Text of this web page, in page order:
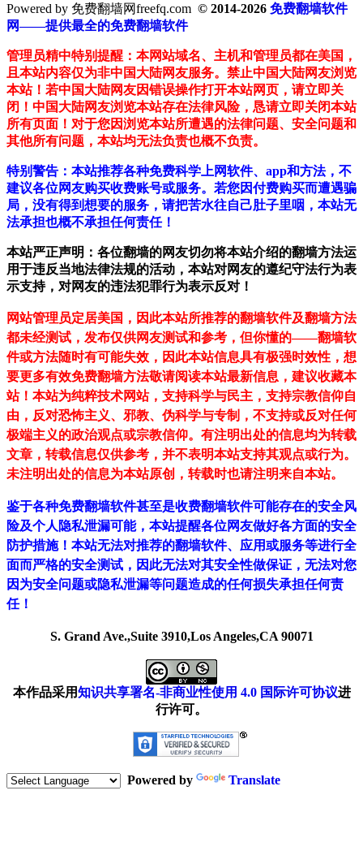
Powered by 免费翻墙网freefq.com © 2014-2026 免费翻墙软件
网——提供最全的免费翻墙软件
管理员精中特别提醒：本网站域名、主机和管理员都在美国，
且本站内容仅为非中国大陆网友服务。禁止中国大陆网友浏览
本站！若中国大陆网友因错误操作打开本站网页，请立即关
闭！中国大陆网友浏览本站存在法律风险，恳请立即关闭本站
所有页面！对于您因浏览本站所遭遇的法律问题、安全问题和
其他所有问题，本站均无法负责也概不负责。
特别警告：本站推荐各种免费科学上网软件、app和方法，不
建议各位网友购买收费账号或服务。若您因付费购买而遭遇骗
局，没有得到想要的服务，请把苦水往自己肚子里咽，本站无
法承担也概不承担任何责任！
本站严正声明：各位翻墙的网友切勿将本站介绍的翻墙方法运
用于违反当地法律法规的活动，本站对网友的遵纪守法行为表
示支持，对网友的违法犯罪行为表示反对！
网站管理员定居美国，因此本站所推荐的翻墙软件及翻墙方法
都未经测试，发布仅供网友测试和参考，但你懂的——翻墙软
件或方法随时有可能失效，因此本站信息具有极强时效性，想
要更多有效免费翻墙方法敬请阅读本站最新信息，建议收藏本
站！ 本站为纯粹技术网站，支持科学与民主，支持宗教信仰自
由，反对恐怖主义、邪教、伪科学与专制，不支持或反对任何
极端主义的政治观点或宗教信仰。有注明出处的信息均为转载
文章，转载信息仅供参考，并不表明本站支持其观点或行为。
未注明出处的信息为本站原创，转载时也请注明来自本站。
鉴于各种免费翻墙软件甚至是收费翻墙软件可能存在的安全风
险及个人隐私泄漏可能，本站提醒各位网友做好各方面的安全
防护措施！本站无法对推荐的翻墙软件、应用或服务等进行全
面而严格的安全测试，因此无法对其安全性做保证，无法对您
因为安全问题或隐私泄漏等问题造成的任何损失承担任何责
任！
S. Grand Ave.,Suite 3910,Los Angeles,CA 90071
本作品采用知识共享署名-非商业性使用 4.0 国际许可协议进
行许可。
Powered by Translate